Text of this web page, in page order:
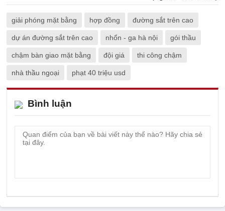
giải phóng mặt bằng hợp đồng đường sắt trên cao
dự án đường sắt trên cao nhổn - ga hà nội gói thầu
chậm bàn giao mặt bằng đội giá thi công chậm
nhà thầu ngoại phạt 40 triệu usd
Bình luận